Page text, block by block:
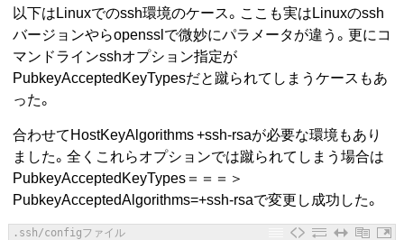
以下はLinuxでのssh環境のケース。ここも実はLinuxのssh
バージョンやらopensslで微妙にパラメータが違う。更にコ
マンドラインsshオプション指定が
PubkeyAcceptedKeyTypesだと蹴られてしまうケースもあ
った。
合わせてHostKeyAlgorithms +ssh-rsaが必要な環境もあり
ました。全くこれらオプションでは蹴られてしまう場合は
PubkeyAcceptedKeyTypes＝＝＝＞
PubkeyAcceptedAlgorithms=+ssh-rsaで変更し成功した。
.ssh/configファイル